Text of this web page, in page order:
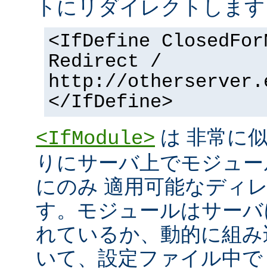
トにリダイレクトしま
<IfDefine
Redirect /
http://
</IfDefine>
<IfModule> は 非常に
りにサーバ上でモジュ
にのみ 適用可能なディ
す。モジュールはサー
れているか、動的に組
いて、設定ファイル中